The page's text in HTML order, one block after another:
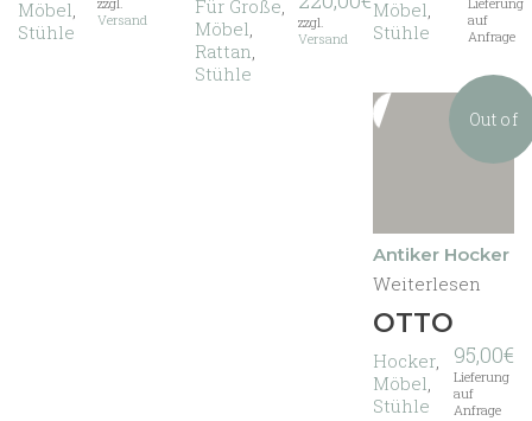
Möbel
Stühle
Versand
Für Große
Möbel
Rattan
Stühle
zzgl.
Versand
Möbel
Stühle
auf
Anfrage
Out of
Antiker Hocker
Weiterlesen
OTTO
Hocker,
Möbel
Stühle
95,00€
Lieferung
auf
Anfrage